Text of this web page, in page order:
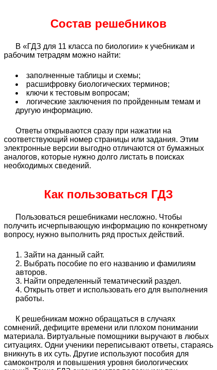
Состав решебников
В «ГДЗ для 11 класса по биологии» к учебникам и
рабочим тетрадям можно найти:
заполненные таблицы и схемы;
расшифровку биологических терминов;
ключи к тестовым вопросам;
логические заключения по пройденным темам и
другую информацию.
Ответы открываются сразу при нажатии на
соответствующий номер страницы или задания. Этим
электронные версии выгодно отличаются от бумажных
аналогов, которые нужно долго листать в поисках
необходимых сведений.
Как пользоваться ГДЗ
Пользоваться решебниками несложно. Чтобы
получить исчерпывающую информацию по конкретному
вопросу, нужно выполнить ряд простых действий.
Зайти на данный сайт.
Выбрать пособие по его названию и фамилиям
авторов.
Найти определенный тематический раздел.
Открыть ответ и использовать его для выполнения
работы.
К решебникам можно обращаться в случаях
сомнений, дефиците времени или плохом понимании
материала. Виртуальные помощники выручают в любых
ситуациях. Одни ученики переписывают ответы, стараясь
вникнуть в их суть. Другие используют пособия для
самоконтроля и повышения уровня биологических